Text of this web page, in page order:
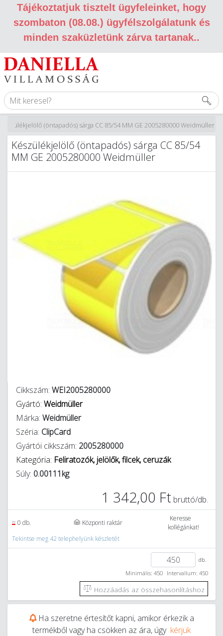
Tájékoztatjuk tisztelt ügyfeleinket, hogy
szombaton (08.08.) ügyfélszolgálatunk és
minden szaküzletünk zárva tartanak..
Készülékjelölő (öntapadós) sárga CC 85/54 MM GE 2005280000 Weidmüller
Készülékjelölő (öntapadós) sárga CC 85/54
MM GE 2005280000 Weidmüller
Cikkszám: WEI2005280000
Gyártó: Weidmüller
Márka: Weidmüller
Széria: ClipCard
Gyártói cikkszám: 2005280000
Kategória: Feliratozók, jelölők, filcek, ceruzák
Súly: 0.00111kg
1 342,00 Ft bruttó/db.
0 db. Központi raktár
Keresse
kollégánkat!
Tekintse meg 42 telephelyünk készletét
db.
Minimális: 450 Intervallum: 450
Hozzáadás az összehasonlításhoz
Ha szeretne értesítőt kapni, amikor érkezik a
termékből vagy ha csökken az ára, úgy kérjük